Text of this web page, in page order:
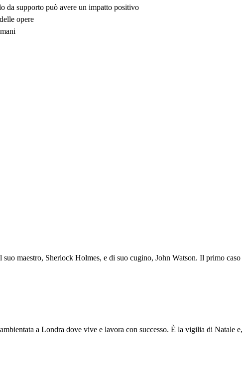
da supporto può avere un impatto positivo
opere
maestro, Sherlock Holmes, e di suo cugino, John Watson. Il primo caso
a Londra dove vive e lavora con successo. È la vigilia di Natale e,